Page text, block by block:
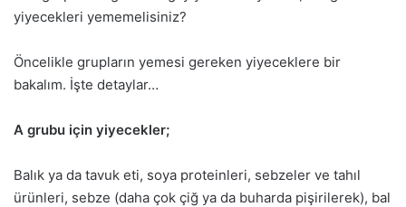
yiyecekleri yememelisiniz?
Öncelikle grupların yemesi gereken yiyeceklere bir
bakalım. İşte detaylar…
A grubu için yiyecekler;
Balık ya da tavuk eti, soya proteinleri, sebzeler ve tahıl
ürünleri, sebze (daha çok çiğ ya da buharda pişirilerek), bal